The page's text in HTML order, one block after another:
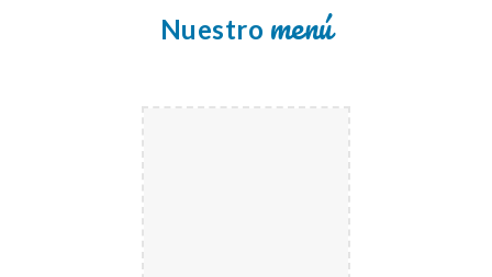
Nuestro menú